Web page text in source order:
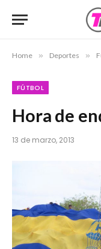
Home » Deportes »
FÚTBOL
Hora de
13 de marzo, 2013